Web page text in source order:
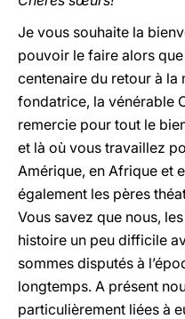
Je vous souhaite la
pouvoir le faire alors
centenaire du retour à la
fondatrice, la vénérable
remercie pour tout le
et là où vous travaillez
Amérique, en Afrique et
également les pères
Vous savez que nous,
histoire un peu difficile
sommes disputés à
longtemps. A présent
particulièrement liées à